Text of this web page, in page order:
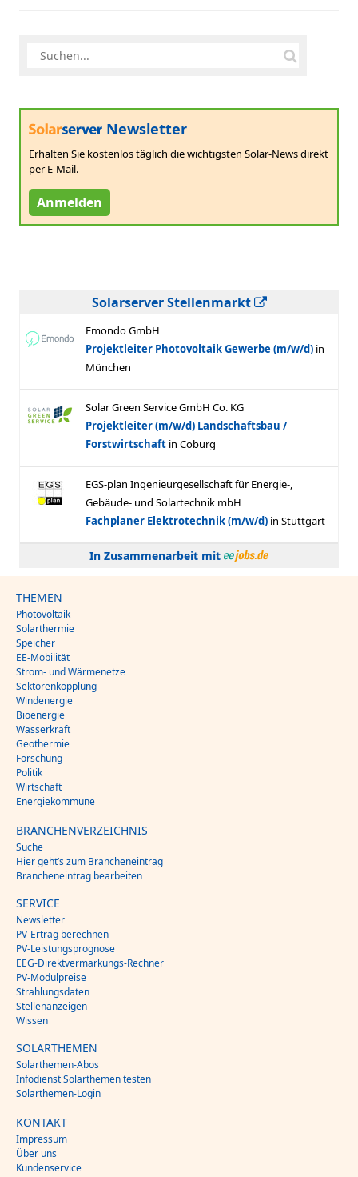
Newsletter
Erhalten Sie kostenlos täglich die wichtigsten Solar-News direkt
per E-Mail.
Anmelden
Solarserver Stellenmarkt
In Zusammenarbeit mit
THEMEN
Photovoltaik
Solarthermie
Speicher
EE-Mobilität
Strom- und Wärmenetze
Sektorenkopplung
Windenergie
Bioenergie
Wasserkraft
Geothermie
Forschung
Politik
Wirtschaft
Energiekommune
BRANCHENVERZEICHNIS
Suche
Hier geht’s zum Brancheneintrag
Brancheneintrag bearbeiten
SERVICE
Newsletter
PV-Ertrag berechnen
PV-Leistungsprognose
EEG-Direktvermarkungs-Rechner
PV-Modulpreise
Strahlungsdaten
Stellenanzeigen
Wissen
SOLARTHEMEN
Solarthemen-Abos
Infodienst Solarthemen testen
Solarthemen-Login
KONTAKT
Impressum
Über uns
Kundenservice